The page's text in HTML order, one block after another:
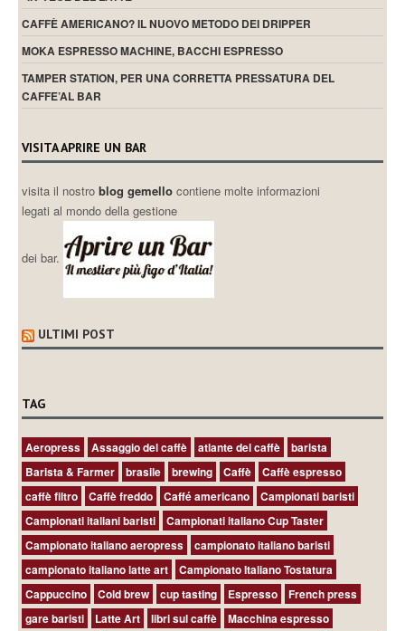
CAFFÈ AMERICANO? IL NUOVO METODO DEI DRIPPER
MOKA ESPRESSO MACHINE, BACCHI ESPRESSO
TAMPER STATION, PER UNA CORRETTA PRESSATURA DEL
CAFFE’AL BAR
VISITA APRIRE UN BAR
visita il nostroblog gemellocontiene molte informazioni
legati al mondo della gestione
dei bar.
ULTIMI POST
TAG
Aeropress Assaggio del caffè atlante del caffè
barista
Barista & Farmer
brasile brewing Caffè
Caffè espresso
caffè filtro
Caffè freddo Caffé americano
Campionati baristi
Campionati italiani baristi
Campionati italiano Cup Taster
Campionato italiano aeropress
campionato italiano baristi
campionato italiano latte art
Campionato Italiano Tostatura
Cappuccino
Cold brew cup tasting Espresso
French press
gare baristi
Latte Art libri sul caffè
Macchina espresso